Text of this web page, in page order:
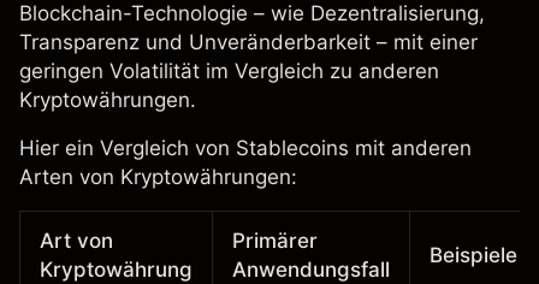
Blockchain-Technologie – wie Dezentralisierung,
Transparenz und Unveränderbarkeit – mit einer
geringen Volatilität im Vergleich zu anderen
Kryptowährungen.
Hier ein Vergleich von Stablecoins mit anderen
Arten von Kryptowährungen:
Art von
Kryptowährung
Primärer
Anwendungsfall
Beispiele